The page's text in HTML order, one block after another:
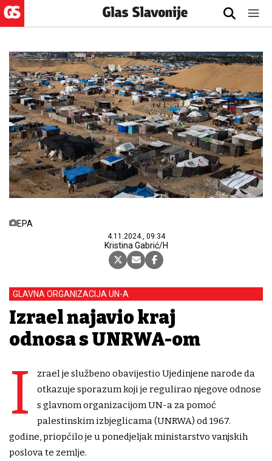
EPA
4.11.2024., 09:34
Kristina Gabrić/H
GLAVNA ORGANIZACIJA UN-A
Izrael najavio kraj
odnosa s UNRWA-om
I
zrael je službeno obavijestio Ujedinjene narode da
otkazuje sporazum koji je regulirao njegove odnose
s glavnom organizacijom UN-a za pomoć
palestinskim izbjeglicama (UNRWA) od 1967.
godine, priopćilo je u ponedjeljak ministarstvo vanjskih
poslova te zemlje.